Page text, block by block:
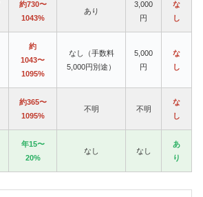
約730〜
1043%
あり
3,000
円
な
し
約
1043〜
1095%
なし（手数料
5,000円別途）
5,000
円
な
し
約365〜
1095%
不明 不明
な
し
年15〜
20%
なし なし
あ
り